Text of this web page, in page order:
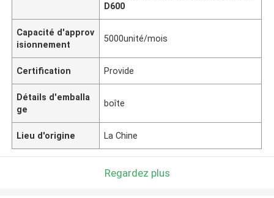
D600
Capacité d'approv
isionnement
5000unité/mois
Certification Provide
Détails d'emballa
ge
boîte
Lieu d'origine La Chine
Regardez plus